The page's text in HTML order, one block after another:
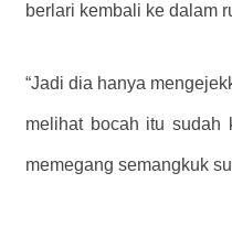
berlari kembali ke dalam
“Jadi dia hanya
melihat bocah itu sudah
memegang semangkuk